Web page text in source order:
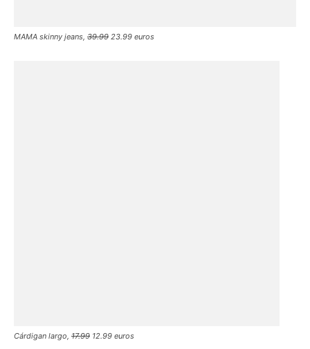
MAMA skinny jeans, 39.99 23.99 euros
Cárdigan largo, 17.99 12.99 euros